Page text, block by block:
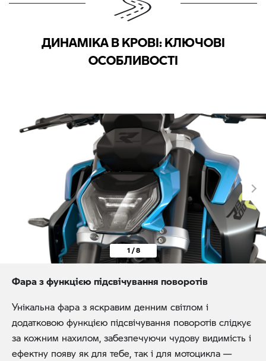
ДИНАМІКА В КРОВІ: КЛЮЧОВІ
ОСОБЛИВОСТІ
Фара з функцією підсвічування поворотів
Унікальна фара з яскравим денним світлом і
додатковою функцією підсвічування поворотів слідкує
за кожним нахилом, забезпечуючи чудову видимість і
ефектну появу як для тебе, так і для мотоцикла —
1 / 8